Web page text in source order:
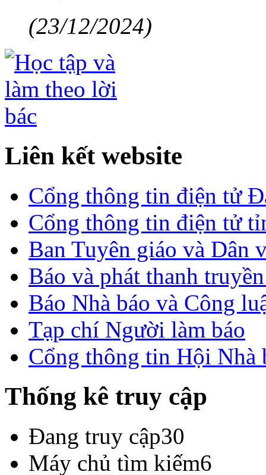
(23/12/2024)
Liên kết website
Cổng thông tin điện tử
Cổng thông tin điện tử
Ban Tuyên giáo và Dân
Báo và phát thanh
Báo Nhà báo và Công
Tạp chí Người làm báo
Cổng thông tin Hội Nhà
Thống kê truy cập
Đang truy cập30
Máy chủ tìm kiếm6